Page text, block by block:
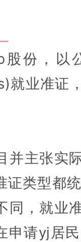
份，以
就业准证
并主张实
证类型都
同，就业
申请yj居